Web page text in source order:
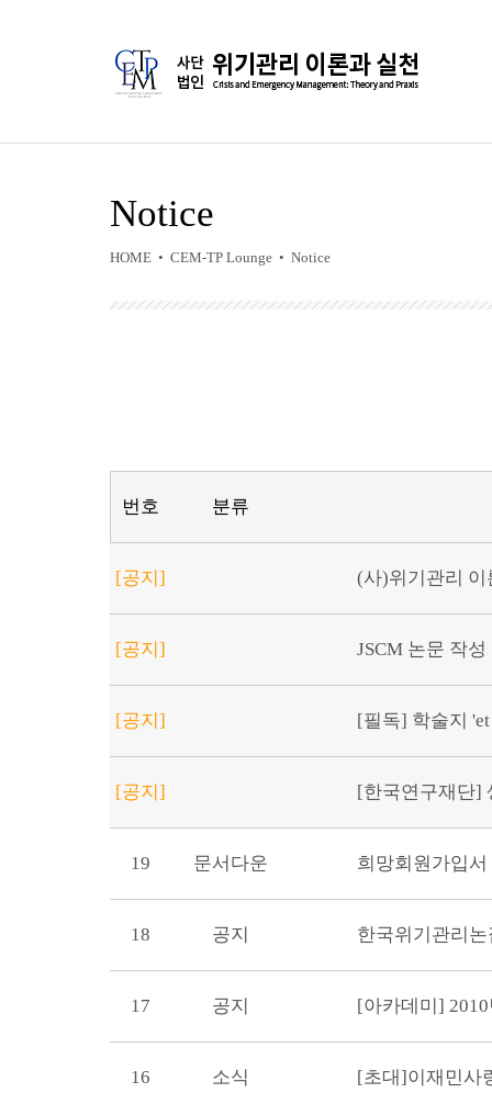
Notice
HOME • CEM-TP Lounge • Notice
번호 분류
[공지] (사)위기관리 이
[공지] JSCM 논문 작
[공지] [필독] 학술지
[공지] [한국연구재단]
19 문서다운 희망회원가입
18 공지 한국위기관리
17 공지 [아카데미]
16 소식 [초대]이재민사